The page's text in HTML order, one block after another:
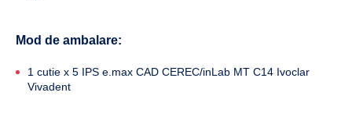
Mod de ambalare:
1 cutie x 5 IPS e.max CAD CEREC/inLab MT C14 Ivoclar
Vivadent